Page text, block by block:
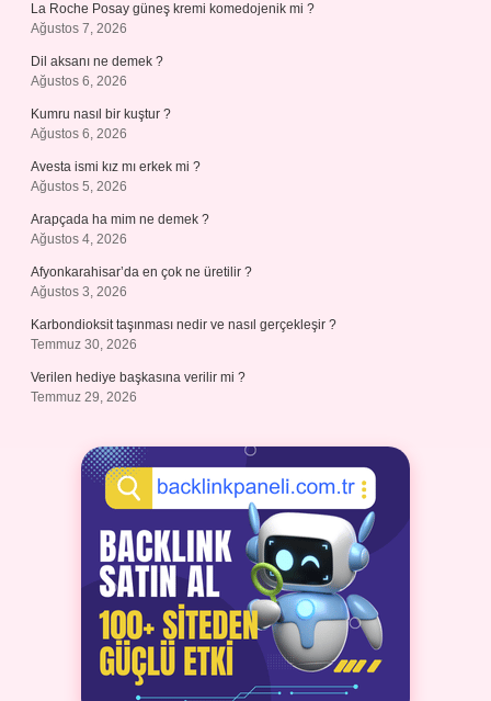
La Roche Posay güneş kremi komedojenik mi ?
Ağustos 7, 2026
Dil aksanı ne demek ?
Ağustos 6, 2026
Kumru nasıl bir kuştur ?
Ağustos 6, 2026
Avesta ismi kız mı erkek mi ?
Ağustos 5, 2026
Arapçada ha mim ne demek ?
Ağustos 4, 2026
Afyonkarahisar’da en çok ne üretilir ?
Ağustos 3, 2026
Karbondioksit taşınması nedir ve nasıl gerçekleşir ?
Temmuz 30, 2026
Verilen hediye başkasına verilir mi ?
Temmuz 29, 2026